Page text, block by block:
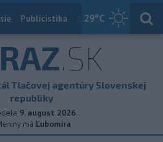
29°C
Publicistika Slovensko
.SK
Tlačovej agentúry Slovenskej
republiky
9. august 2026
má Ľubomíra